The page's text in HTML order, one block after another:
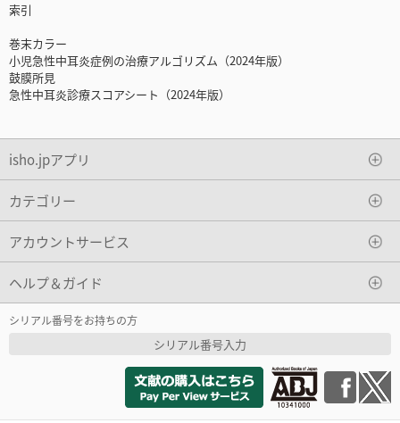
索引
巻末カラー
小児急性中耳炎症例の治療アルゴリズム（2024年版）
鼓膜所見
急性中耳炎診療スコアシート（2024年版）
isho.jpアプリ
カテゴリー
アカウントサービス
ヘルプ＆ガイド
シリアル番号をお持ちの方
シリアル番号入力